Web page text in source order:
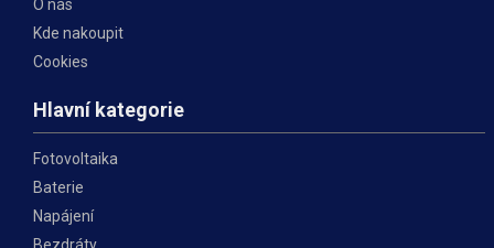
O nás
Kde nakoupit
Cookies
Hlavní kategorie
Fotovoltaika
Baterie
Napájení